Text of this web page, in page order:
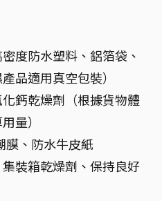
密度防水塑料、鋁箔袋、
品適用真空包裝）
化鈣乾燥劑（根據貨物體
量）
膜、防水牛皮紙
集裝箱乾燥劑、保持良好